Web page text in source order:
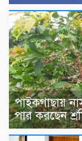
পাইকগাছায়
পার করছেন